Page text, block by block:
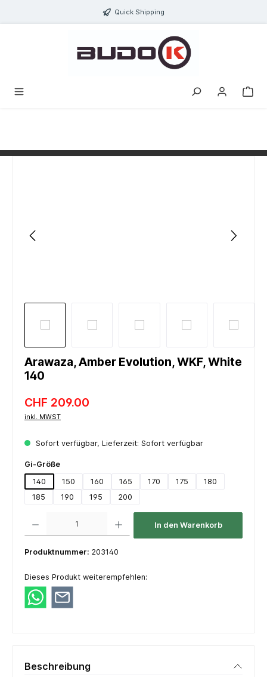
Quick Shipping
Arawaza, Amber Evolution, WKF, White
140
CHF 209.00
inkl. MWST
Sofort verfügbar, Lieferzeit: Sofort verfügbar
Gi-Größeauswählen
140
150 160 165 170 175
180
185
190 195 200
In den Warenkorb
Produktnummer: 203140
Dieses Produkt weiterempfehlen:
Beschreibung